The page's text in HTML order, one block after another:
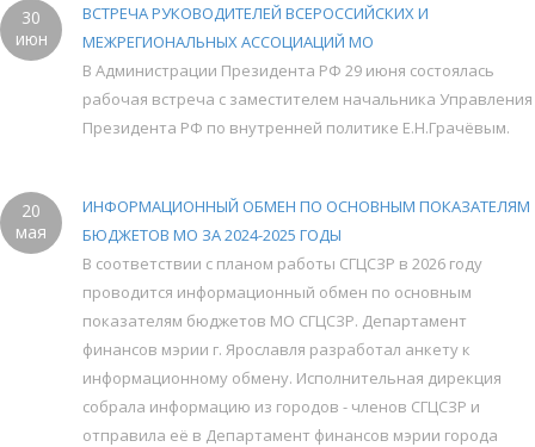
30
июн
ВСТРЕЧА РУКОВОДИТЕЛЕЙ ВСЕРОССИЙСКИХ И
МЕЖРЕГИОНАЛЬНЫХ АССОЦИАЦИЙ МО
В Администрации Президента РФ 29 июня состоялась
рабочая встреча с заместителем начальника Управления
Президента РФ по внутренней политике Е.Н.Грачёвым.
20
мая
ИНФОРМАЦИОННЫЙ ОБМЕН ПО ОСНОВНЫМ ПОКАЗАТЕЛЯМ
БЮДЖЕТОВ МО ЗА 2024-2025 ГОДЫ
В соответствии с планом работы СГЦСЗР в 2026 году
проводится информационный обмен по основным
показателям бюджетов МО СГЦСЗР. Департамент
финансов мэрии г. Ярославля разработал анкету к
информационному обмену. Исполнительная дирекция
собрала информацию из городов - членов СГЦСЗР и
отправила её в Департамент финансов мэрии города